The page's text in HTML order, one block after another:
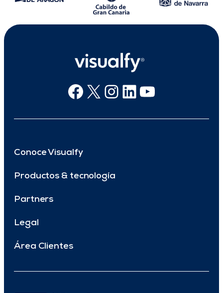
Facebook
X Instagram
Linkedin
Youtube
Conoce Visualfy
Productos & tecnología
Partners
Legal
Área Clientes